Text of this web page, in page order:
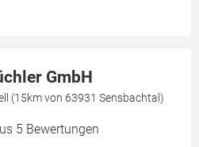
GmbH
(15km von 63931 Sensbachtal)
5 Bewertungen